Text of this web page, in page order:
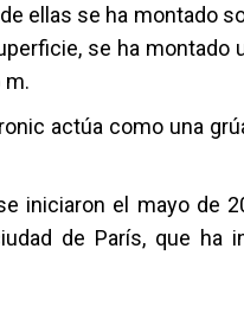
ellas se ha montado
se ha
m.
actúa como una
iniciaron el mayo de
de París, que